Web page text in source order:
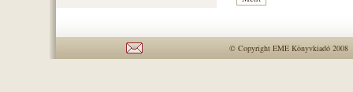
© Copyright EME Könyvkiadó 2008